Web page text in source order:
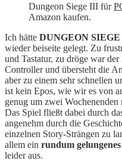
Dungeon Siege III für
Amazon kaufen.
Ich hätte DUNGEON
wieder beiseite gelegt. Zu
und Tastatur, zu dröge war
Controller und übersteht die
aber zu einem sehr schnellen
ist kein Epos, wie wir es von
genug um zwei
Das Spiel fließt dabei durch
angenehm durch die
einzelnen Story-Strängen zu
allem ein rundum
leider aus.